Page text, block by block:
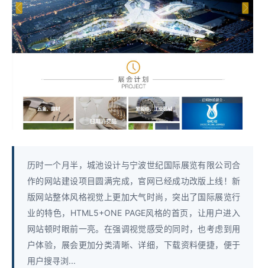
历时一个月半，城池设计与宁波世纪国际展览有限公司合
作的网站建设项目圆满完成，官网已经成功改版上线！新
版网站整体风格视觉上更加大气时尚，突出了国际展览行
业的特色，HTML5+ONE PAGE风格的首页，让用户进入
网站顿时眼前一亮。在强调视觉感受的同时，也考虑到用
户体验，展会更加分类清晰、详细，下载资料便捷，便于
用户搜寻浏...